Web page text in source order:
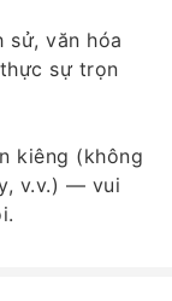
sử, văn hóa
sự trọn
kiêng (không
v.v.) — vui